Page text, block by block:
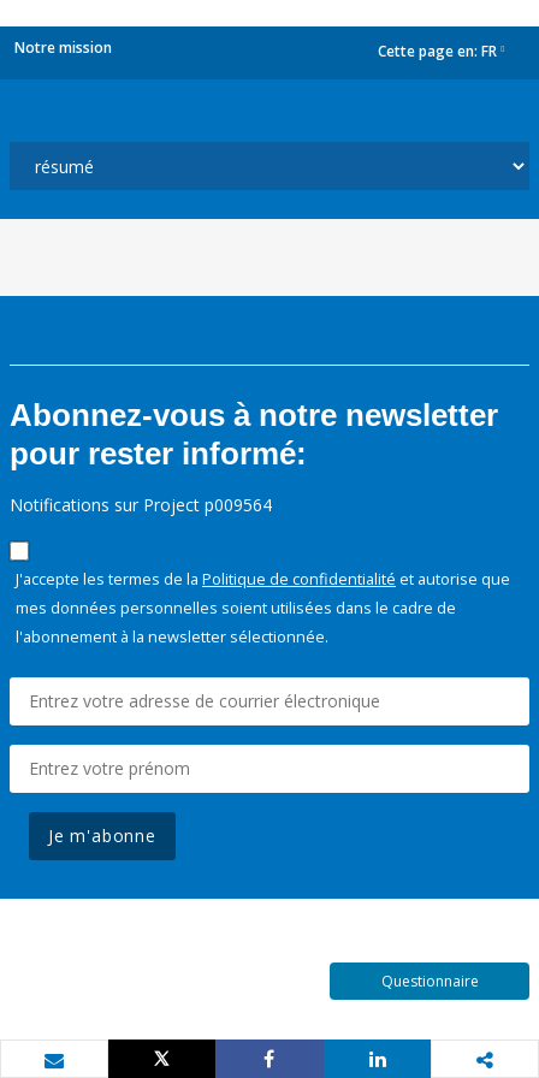
Notre mission Cette page en: FR
Abonnez-vous à notre newsletter
pour rester informé:
Notifications sur Project p009564
J'accepte les termes de la Politique de confidentialité et autorise que
mes données personnelles soient utilisées dans le cadre de
l'abonnement à la newsletter sélectionnée.
Je m'abonne
Questionnaire